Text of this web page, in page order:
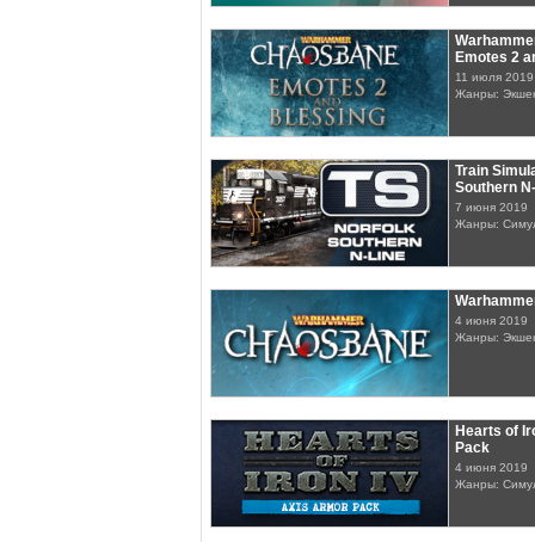
Emotes 2
11 июля 2019
Жанры:
Train
Southern
7 июня 2019
Жанры:
4 июня 2019
Жанры:
Hearts of
Pack
4 июня 2019
Жанры: